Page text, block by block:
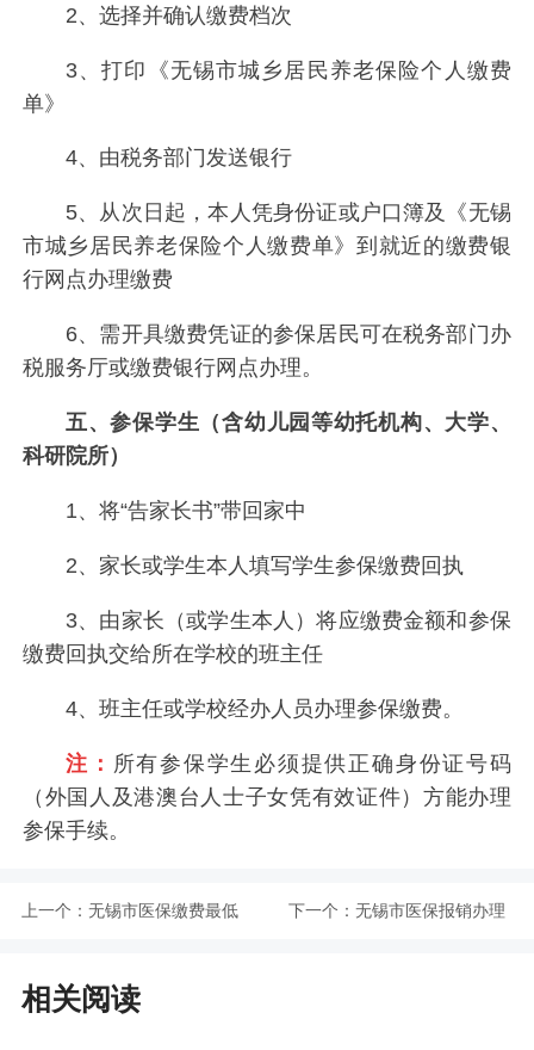
2、选择并确认缴费档次
3、打印《无锡市城乡居民养老保险个人缴费
单》
4、由税务部门发送银行
5、从次日起，本人凭身份证或户口簿及《无锡
市城乡居民养老保险个人缴费单》到就近的缴费银
行网点办理缴费
6、需开具缴费凭证的参保居民可在税务部门办
税服务厅或缴费银行网点办理。
五、参保学生（含幼儿园等幼托机构、大学、
科研院所）
1、将“告家长书”带回家中
2、家长或学生本人填写学生参保缴费回执
3、由家长（或学生本人）将应缴费金额和参保
缴费回执交给所在学校的班主任
4、班主任或学校经办人员办理参保缴费。
注： 所有参保学生必须提供正确身份证号码
（外国人及港澳台人士子女凭有效证件）方能办理
参保手续。
上一个： 无锡市医保缴费最低 下一个： 无锡市医保报销办理
相关阅读